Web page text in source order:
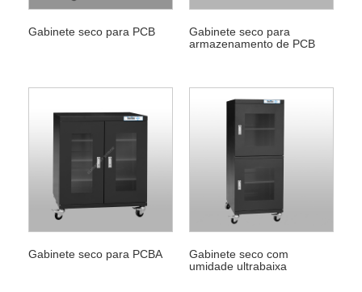
Gabinete seco para PCB
Gabinete seco para
armazenamento de PCB
Gabinete seco para PCBA
Gabinete seco com
umidade ultrabaixa